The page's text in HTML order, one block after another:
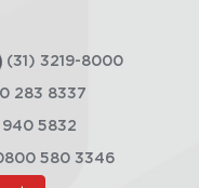
(31) 3219-8000
283 8337
5832
580 3346